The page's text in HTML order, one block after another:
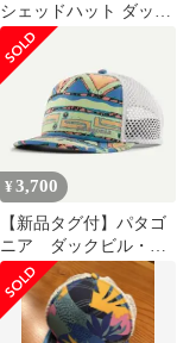
シェッドハット ダック
ビル スプーンビル BK
¥3,700
【新品タグ付】パタゴ
ニア ダックビル・シ
ョーティ・トラッカ
ー・ハット 男女兼用